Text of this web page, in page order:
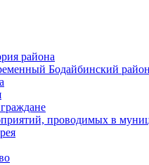
района
Бодайбинский район
проводимых в